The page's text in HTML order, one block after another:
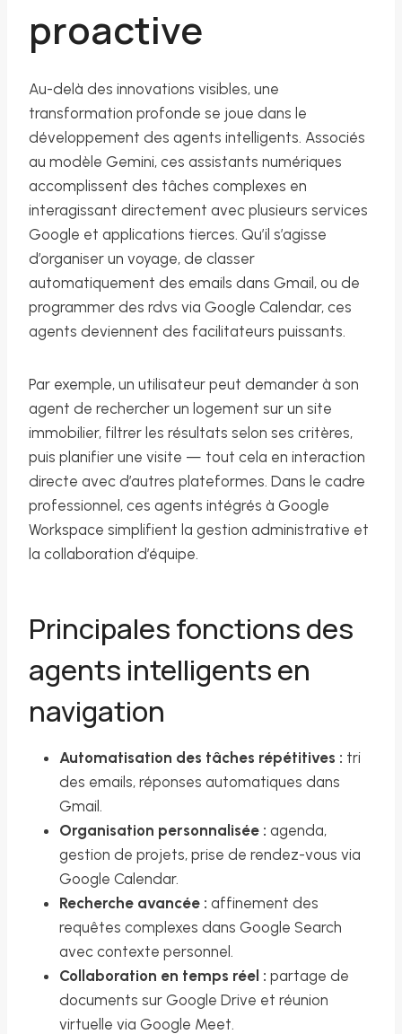
proactive
Au-delà des innovations visibles, une
transformation profonde se joue dans le
développement des agents intelligents. Associés
au modèle Gemini, ces assistants numériques
accomplissent des tâches complexes en
interagissant directement avec plusieurs services
Google et applications tierces. Qu’il s’agisse
d’organiser un voyage, de classer
automatiquement des emails dans Gmail, ou de
programmer des rdvs via Google Calendar, ces
agents deviennent des facilitateurs puissants.
Par exemple, un utilisateur peut demander à son
agent de rechercher un logement sur un site
immobilier, filtrer les résultats selon ses critères,
puis planifier une visite — tout cela en interaction
directe avec d’autres plateformes. Dans le cadre
professionnel, ces agents intégrés à Google
Workspace simplifient la gestion administrative et
la collaboration d’équipe.
Principales fonctions des
agents intelligents en
navigation
Automatisation des tâches répétitives : tri
des emails, réponses automatiques dans
Gmail.
Organisation personnalisée : agenda,
gestion de projets, prise de rendez-vous via
Google Calendar.
Recherche avancée : affinement des
requêtes complexes dans Google Search
avec contexte personnel.
Collaboration en temps réel : partage de
documents sur Google Drive et réunion
virtuelle via Google Meet.